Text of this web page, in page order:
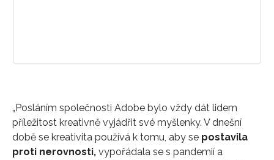
„Posláním společnosti Adobe bylo vždy dát lidem
příležitost kreativně vyjádřit své myšlenky. V dnešní
době se kreativita používá k tomu, aby se postavila
proti nerovnosti, vypořádala se s pandemií a